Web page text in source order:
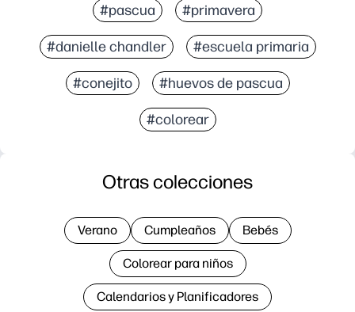
#pascua #primavera
#danielle chandler #escuela primaria
#conejito #huevos de pascua
#colorear
Otras colecciones
Verano Cumpleaños Bebés
Colorear para niños
Calendarios y Planificadores